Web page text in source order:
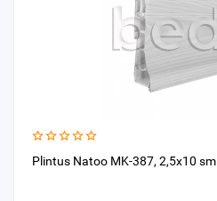
Plintus Natoo MK-387, 2,5х10 sm